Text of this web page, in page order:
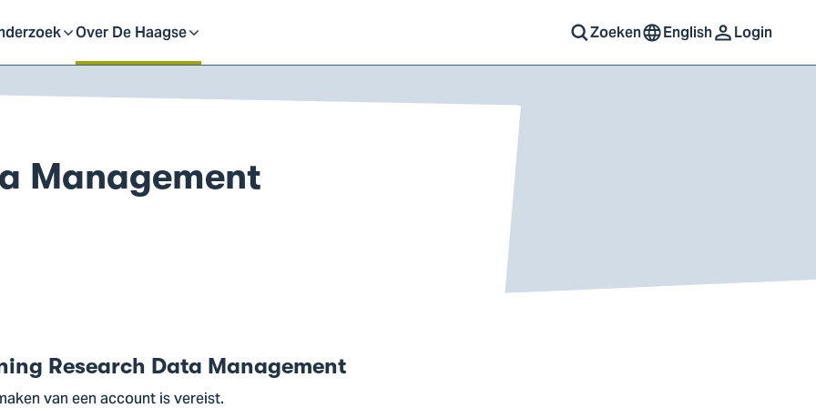
Over De Haagse
Open
sluit
Zoeken
English Login
Management
Research Data Management
van een account is vereist.